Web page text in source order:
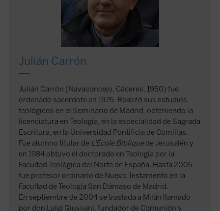
Julián Carrón
Julián Carrón (Navaconcejo, Cáceres, 1950) fue
ordenado sacerdote en 1975. Realizó sus estudios
teológicos en el Seminario de Madrid, obteniendo la
licenciatura en Teología, en la especialidad de Sagrada
Escritura, en la Universidad Pontificia de Comillas.
Fue alumno titular de L'École Bibliquede Jerusalén y
en 1984 obtuvo el doctorado en Teología por la
Facultad Teológica del Norte de España. Hasta 2005
fue profesor ordinario de Nuevo Testamento en la
Facultad de Teología San Dámaso de Madrid.
En septiembre de 2004 se traslada a Milán llamado
por don Luigi Giussani, fundador de Comunión y